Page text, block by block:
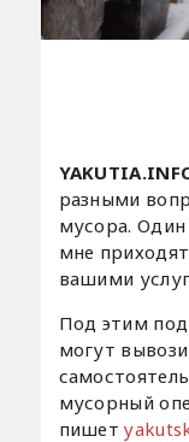
разными
мусора. Один
мне
вашими
Под этим
могут
мусорный
пишет